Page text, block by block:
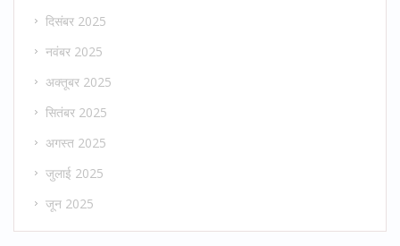
दिसंबर 2025
नवंबर 2025
अक्तूबर 2025
सितंबर 2025
अगस्त 2025
जुलाई 2025
जून 2025